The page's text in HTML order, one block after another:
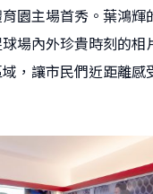
園主場首秀。葉鴻輝
場內外珍貴時刻的相
，讓市民們近距離感